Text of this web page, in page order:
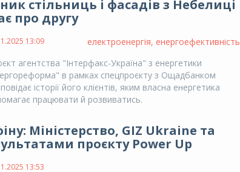
стільниць і фасадів з Небелиці
про другу
13:09 електроенергія, енергоефективність
агентства "Інтерфакс-Україна" з енергетики
в рамках спецпроєкту з Ощадбанком
історії його клієнтів, яким власна енергетика
працювати й розвиватись.
Міністерство, GIZ Ukraine та
проєкту Power Up
13:53